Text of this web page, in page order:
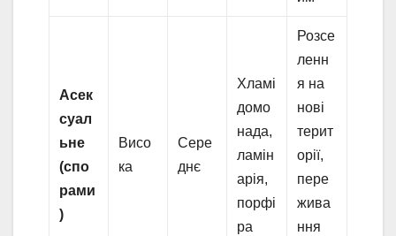
Асек
суал
ьне
(спо
рами
)
Висо
ка
Сере
днє
Хламі
домо
нада,
ламін
арія,
порфі
ра
Розсе
ленн
я на
нові
терит
орії,
пере
жива
ння